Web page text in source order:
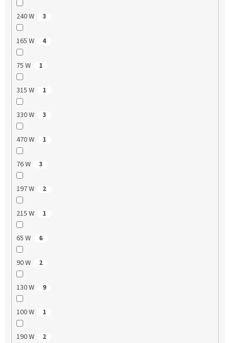
240 W 3
165 W 4
75 W 1
315 W 1
330 W 3
470 W 1
76 W 3
197 W 2
215 W 1
65 W 6
90 W 2
130 W 9
100 W 1
190 W 2